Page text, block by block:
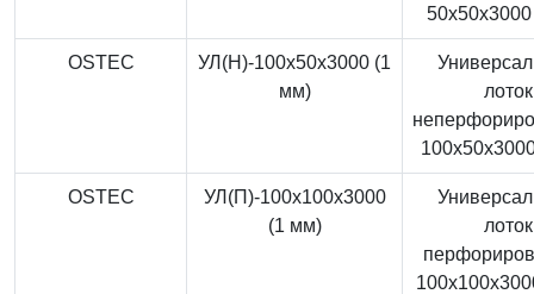
OSTEC
УЛ(Н)-100x50x3000 (1
мм)
лоток
OSTEC
УЛ(П)-100x100x3000
(1 мм)
лоток